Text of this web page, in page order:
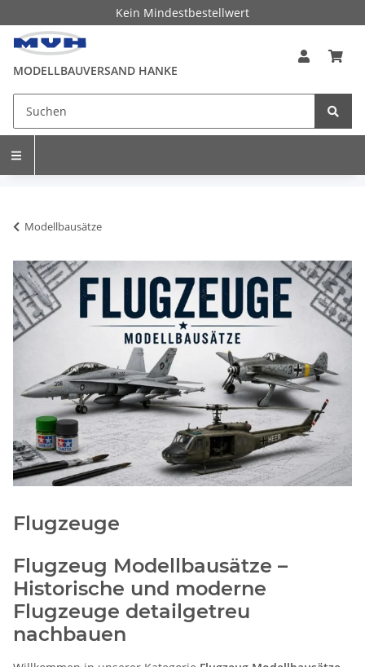
Kein Mindestbestellwert
MODELLBAUVERSAND HANKE
Modellbausätze
Flugzeuge
Flugzeug Modellbausätze –
Historische und moderne
Flugzeuge detailgetreu
nachbauen